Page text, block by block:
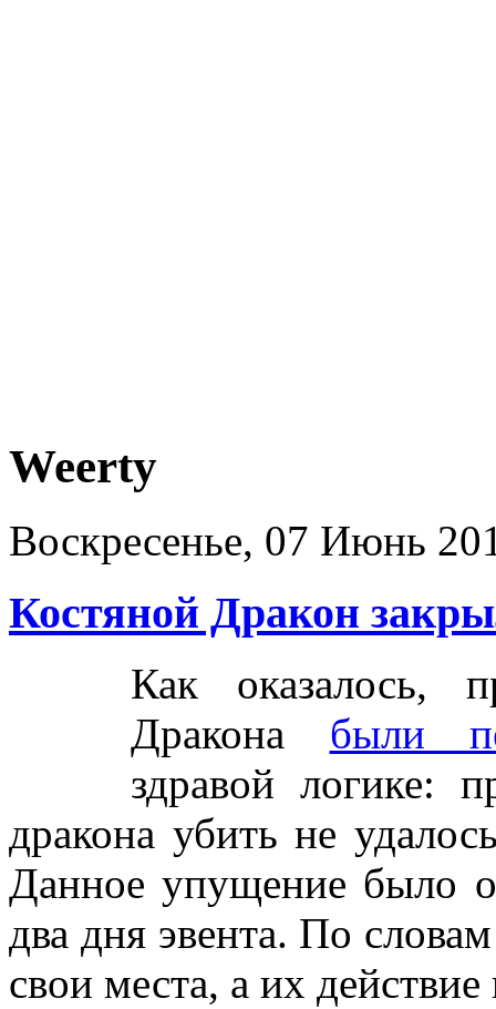
Weerty
Воскресенье, 07 Июнь
Костяной Дракон
Как оказалось,
Дракона были
здравой логике:
дракона убить не
Данное упущение было
два дня эвента. По
свои места, а их